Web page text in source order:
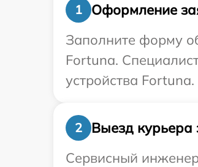
1
Оформление
Заполните форму
Fortuna.
устройства Fortuna.
2
Выезд курьера
Сервисный